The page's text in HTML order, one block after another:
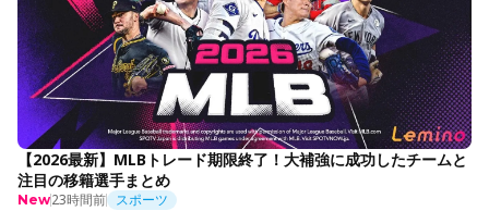
【2026最新】MLBトレード期限終了！大補強に成功したチームと
注目の移籍選手まとめ
New23時間前 スポーツ